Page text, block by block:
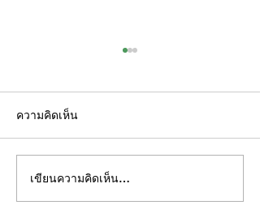
เพราะความปลอดภัย…ไม่
ควรเป็นเรื่องของการเสี่ยง
ความคิดเห็น
เขียนความคิดเห็น…